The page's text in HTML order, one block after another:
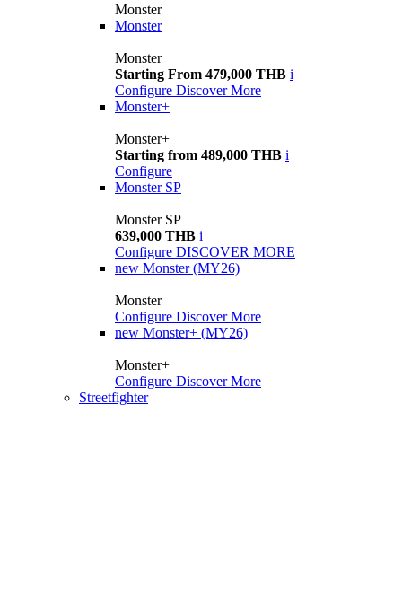
Monster
Monster
Monster
Starting From 479,000 THB i
Configure Discover More
Monster+
Monster+
Starting from 489,000 THB i
Configure
Monster SP
Monster SP
639,000 THB i
Configure DISCOVER MORE
new Monster (MY26)
Monster
Configure Discover More
new Monster+ (MY26)
Monster+
Configure Discover More
Streetfighter